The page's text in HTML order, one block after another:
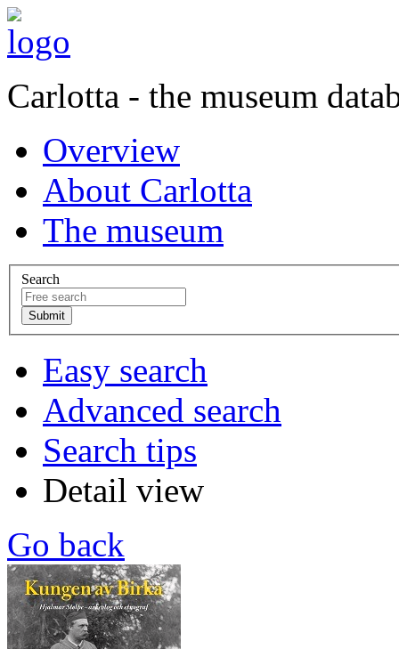
Carlotta - the museum
Overview
About Carlotta
The museum
Search
Easy search
Advanced search
Search tips
Detail view
Go back